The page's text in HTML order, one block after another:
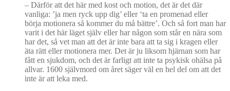
– Därför att det här med kost och motion, det är det där
vanliga: ’ja men ryck upp dig’ eller ‘ta en promenad eller
börja motionera så kommer du må bättre’. Och så fort man har
varit i det här läget själv eller har någon som står en nära som
har det, så vet man att det är inte bara att ta sig i kragen eller
äta rätt eller motionera mer. Det är ju liksom hjärnan som har
fått en sjukdom, och det är farligt att inte ta psykisk ohälsa på
allvar. 1600 självmord om året säger väl en hel del om att det
inte är att leka med.